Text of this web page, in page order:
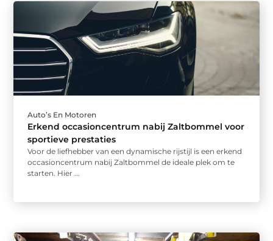
Auto’s En Motoren
Erkend occasioncentrum nabij Zaltbommel voor
sportieve prestaties
Voor de liefhebber van een dynamische rijstijl is een erkend
occasioncentrum nabij Zaltbommel de ideale plek om te
starten. Hier ...